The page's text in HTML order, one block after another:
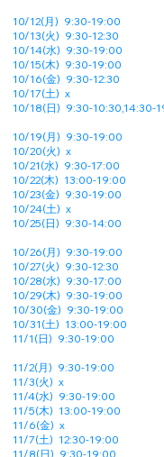
10/12(月) 9:30-19:00
10/13(火) 9:30-12:30
10/14(水) 9:30-19:00
10/15(木) 9:30-19:00
10/16(金) 9:30-12:30
10/17(土) x
10/18(日) 9:30-10:30,14:30-
10/19(月) 9:30-19:00
10/20(火) x
10/21(水) 9:30-17:00
10/22(木) 13:00-19:00
10/23(金) 9:30-19:00
10/24(土) x
10/25(日) 9:30-14:00
10/26(月) 9:30-19:00
10/27(火) 9:30-12:30
10/28(水) 9:30-17:00
10/29(木) 9:30-19:00
10/30(金) 9:30-19:00
10/31(土) 13:00-19:00
11/1(日) 9:30-19:00
11/2(月) 9:30-19:00
11/3(火) x
11/4(水) 9:30-19:00
11/5(木) 13:00-19:00
11/6(金) x
11/7(土) 12:30-19:00
11/8(日) 9:30-19:00